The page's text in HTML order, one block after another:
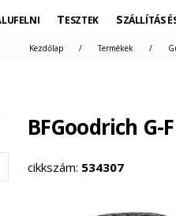
ALUFELNI TESZTEK SZÁLLÍTÁS
Kezdőlap Termékek
BFGoodrich G-
cikkszám: 534307